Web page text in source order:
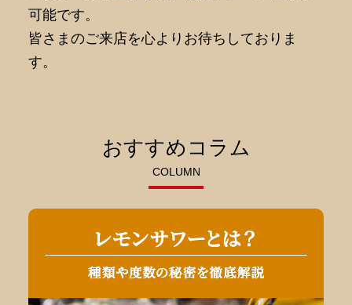
可能です。
皆さまのご来店を心よりお待ちしておりま
す。
おすすめコラム
COLUMN